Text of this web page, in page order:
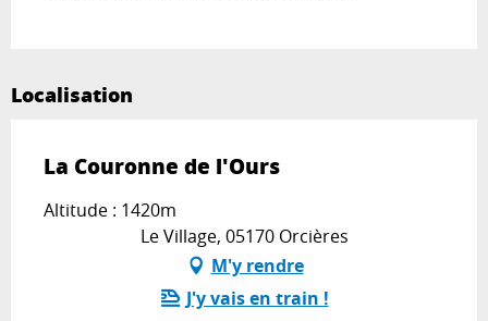
Localisation
La Couronne de l'Ours
Altitude : 1420m
Le Village, 05170 Orcières
M'y rendre
J'y vais en train !